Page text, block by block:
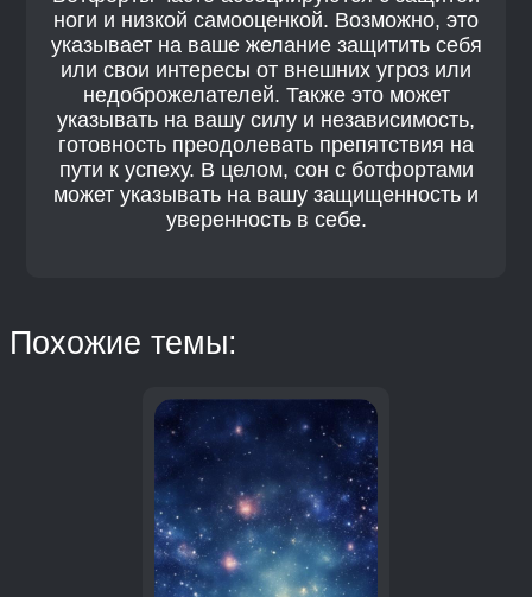
ноги и низкой самооценкой. Возможно, это
указывает на ваше желание защитить себя
или свои интересы от внешних угроз или
недоброжелателей. Также это может
указывать на вашу силу и независимость,
готовность преодолевать препятствия на
пути к успеху. В целом, сон с ботфортами
может указывать на вашу защищенность и
уверенность в себе.
Похожие темы: